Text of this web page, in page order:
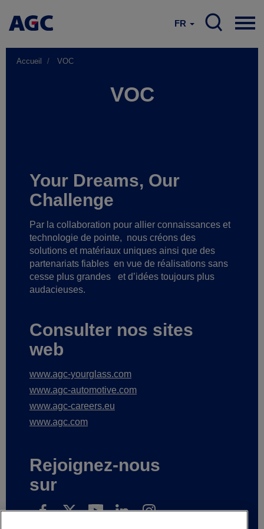
FR
Accueil VOC
VOC
Your Dreams, Our
Challenge
Par la collaboration pour allier connaissances et
technologie de pointe, nous créons des
solutions et matériaux uniques ainsi que des
partenariats fiables en vue de réalisations sans
cesse plus grandes
et d’idées toujours plus
audacieuses.
Consulter nos sites
web
www.agc-yourglass.com
www.agc-automotive.com
www.agc-careers.eu
www.agc.com
Rejoignez-nous
sur